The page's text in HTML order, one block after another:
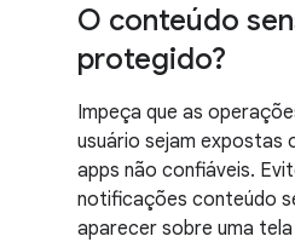
O conteúdo
protegido?
Impeça que as
usuário sejam expostas
apps não confiáveis.
notificações conteúdo
aparecer sobre uma